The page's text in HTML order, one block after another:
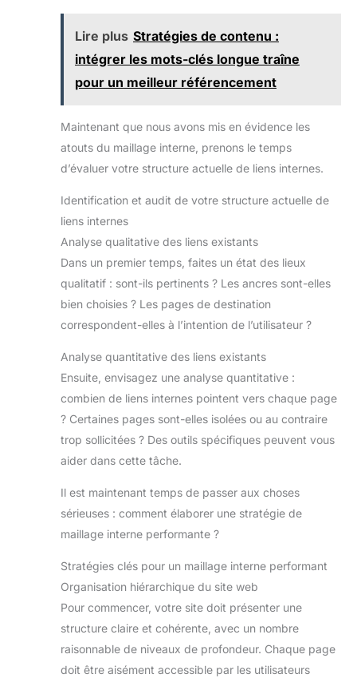
Lire plus Stratégies de contenu :
intégrer les mots-clés longue traîne
pour un meilleur référencement
Maintenant que nous avons mis en évidence les
atouts du maillage interne, prenons le temps
d’évaluer votre structure actuelle de liens internes.
Identification et audit de votre structure actuelle de
liens internes
Analyse qualitative des liens existants
Dans un premier temps, faites un état des lieux
qualitatif : sont-ils pertinents ? Les ancres sont-elles
bien choisies ? Les pages de destination
correspondent-elles à l’intention de l’utilisateur ?
Analyse quantitative des liens existants
Ensuite, envisagez une analyse quantitative :
combien de liens internes pointent vers chaque page
? Certaines pages sont-elles isolées ou au contraire
trop sollicitées ? Des outils spécifiques peuvent vous
aider dans cette tâche.
Il est maintenant temps de passer aux choses
sérieuses : comment élaborer une stratégie de
maillage interne performante ?
Stratégies clés pour un maillage interne performant
Organisation hiérarchique du site web
Pour commencer, votre site doit présenter une
structure claire et cohérente, avec un nombre
raisonnable de niveaux de profondeur. Chaque page
doit être aisément accessible par les utilisateurs